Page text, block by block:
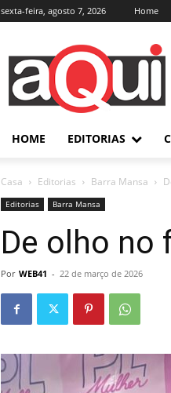
sexta-feira, agosto 7, 2026 Home
HOME EDITORIAS
Casa Editorias Barra Mansa
Editorias Barra Mansa
De olho no
Por WEB41 - 22 de março de 2026